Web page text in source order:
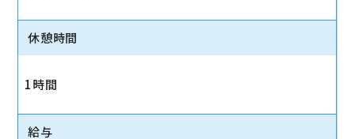
休憩時間
1時間
給与